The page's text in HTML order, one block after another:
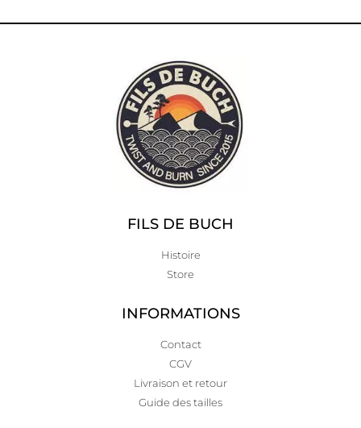
FILS DE BUCH
Histoire
Store
INFORMATIONS
Contact
CGV
Livraison et retour
Guide des tailles